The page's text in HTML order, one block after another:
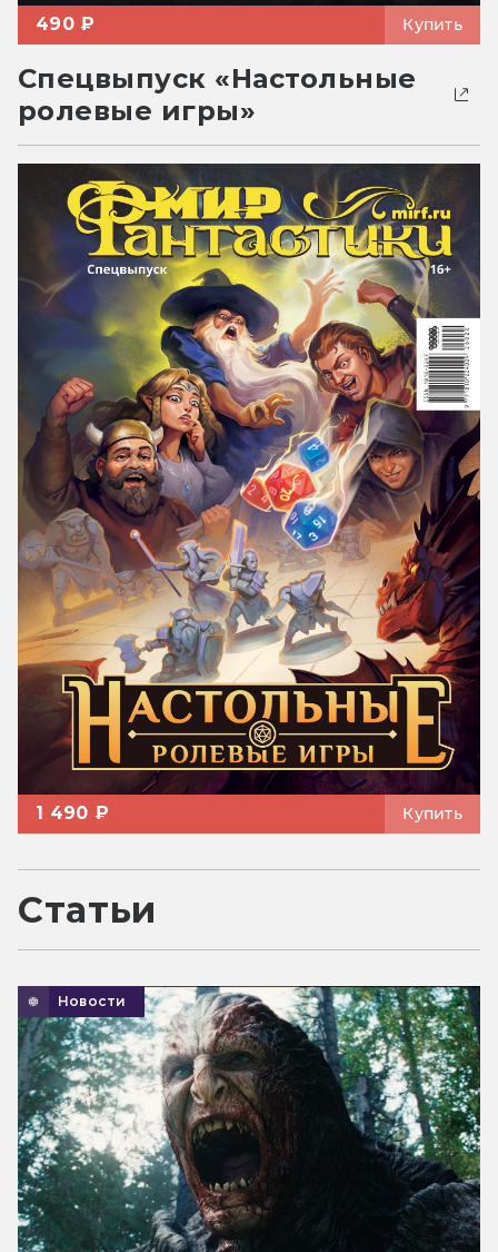
490 ₽ Купить
Спецвыпуск «Настольные
ролевые игры»
1 490 ₽ Купить
Статьи
Новости